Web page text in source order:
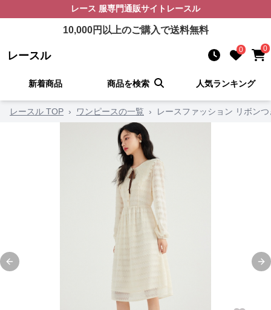
レース 服専門通販サイト レースル
10,000円以上のご購入で送料無料
レースル 0 0
新着商品 商品を検索 人気ランキング
レースル TOP › ワンピースの一覧 › レースファッション リボン
Previous slide